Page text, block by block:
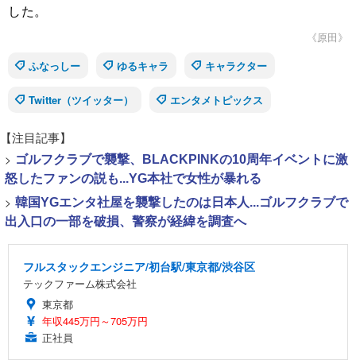
した。
《原田》
ふなっしー
ゆるキャラ キャラクター
Twitter（ツイッター） エンタメトピックス
【注目記事】
> ゴルフクラブで襲撃、BLACKPINKの10周年イベントに激
怒したファンの説も...YG本社で女性が暴れる
> 韓国YGエンタ社屋を襲撃したのは日本人...ゴルフクラブで
出入口の一部を破損、警察が経緯を調査へ
フルスタックエンジニア/初台駅/東京都/渋谷区
テックファーム株式会社
東京都
年収445万円～705万円
正社員